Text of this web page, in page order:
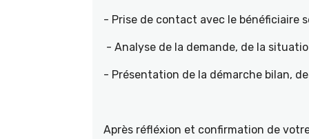
- Prise de contact avec le bénéficiaire
- Analyse de la demande, de la
- Présentation de la démarche bilan,
Après réfléxion et confirmation de